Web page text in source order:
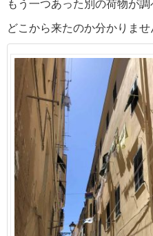
もう一つあった別の荷物が調
どこから来たのか分かりませ